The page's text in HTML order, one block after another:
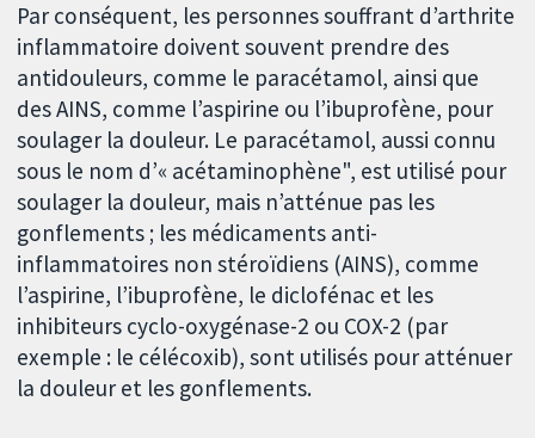
Par conséquent, les personnes souffrant d’arthrite
inflammatoire doivent souvent prendre des
antidouleurs, comme le paracétamol, ainsi que
des AINS, comme l’aspirine ou l’ibuprofène, pour
soulager la douleur. Le paracétamol, aussi connu
sous le nom d’« acétaminophène", est utilisé pour
soulager la douleur, mais n’atténue pas les
gonflements ; les médicaments anti-
inflammatoires non stéroïdiens (AINS), comme
l’aspirine, l’ibuprofène, le diclofénac et les
inhibiteurs cyclo-oxygénase-2 ou COX-2 (par
exemple : le célécoxib), sont utilisés pour atténuer
la douleur et les gonflements.